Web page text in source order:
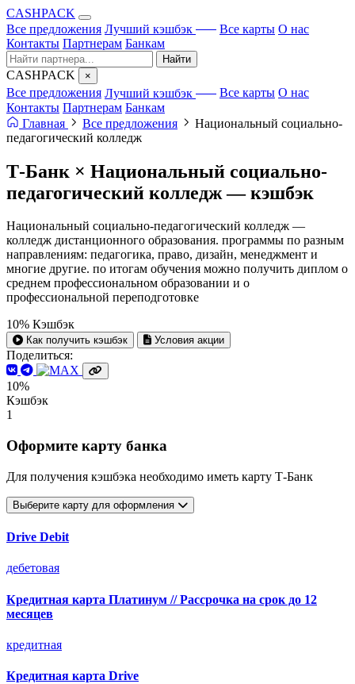
CASHPACK
Все предложения Лучший кэшбэк Все карты О нас
Контакты Партнерам Банкам
Найти
CASHPACK ×
Все предложения Лучший кэшбэк Все карты О нас
Контакты Партнерам Банкам
Главная
Все предложения
Национальный социально-
педагогический колледж
Т-Банк × Национальный социально-
педагогический колледж —кэшбэк
Национальный социально-педагогический колледж —
колледж дистанционного образования. программы по разным
направлениям: педагогика, право, дизайн, менеджмент и
многие другие. по итогам обучения можно получить диплом о
среднем профессиональном образовании и о
профессиональной переподготовке
10% Кэшбэк
Как получить кэшбэк Условия акции
Поделиться:
10%
Кэшбэк
1
Оформите карту банка
Для получения кэшбэка необходимо иметь карту Т-Банк
Выберите карту для оформления
Drive Debit
дебетовая
Кредитная карта Платинум // Рассрочка на срок до 12
месяцев
кредитная
Кредитная карта Drive